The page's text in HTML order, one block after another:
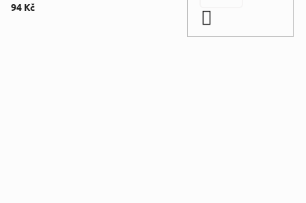
94 Kč
Do košíku